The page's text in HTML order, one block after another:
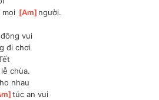
mọi [Am ]người.
vui
đi chơi
chùa.
nhau
]túc an vui